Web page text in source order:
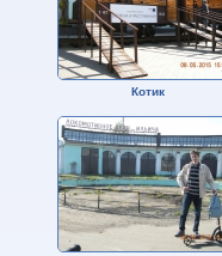
Котик